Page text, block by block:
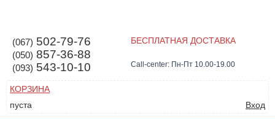
(067) 502-79-76
(050) 857-36-88
(093) 543-10-10
БЕСПЛАТНАЯ ДОСТАВКА
Call-center: Пн-Пт 10.00-19.00
КОРЗИНА
пуста
Вход